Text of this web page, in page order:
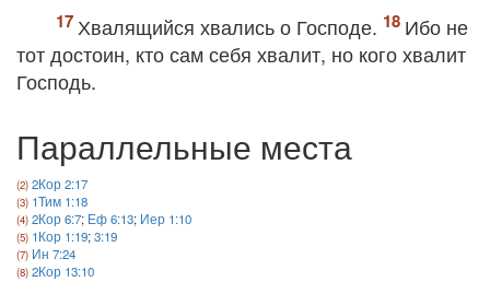
Хвалящийся хвались о Господе.
Ибо не
тот достоин, кто сам себя хвалит, но кого хвалит
Господь.
Параллельные места
2Кор 2:17
1Тим 1:18
2Кор 6:7; Еф 6:13; Иер 1:10
1Кор 1:19;3:19
Ин 7:24
2Кор 13:10